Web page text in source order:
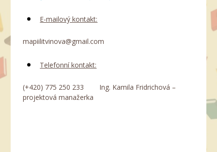
E-mailový kontakt:
mapiilitvinova@gmail.com
Telefonní kontakt:
(+420) 775 250 233 Ing. Kamila Fridrichová –
projektová manažerka